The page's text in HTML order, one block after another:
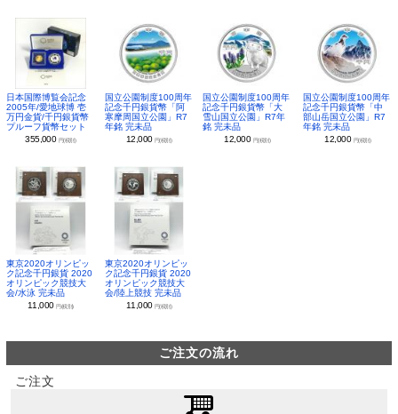
日本国際博覧会記念
2005年/愛地球博 壱
万円金貨/千円銀貨幣
プルーフ貨幣セット
355,000 円(税別)
国立公園制度100周年
記念千円銀貨幣「阿
寒摩周国立公園」R7
年銘 完未品
12,000 円(税別)
国立公園制度100周年
記念千円銀貨幣「大
雪山国立公園」R7年
銘 完未品
12,000 円(税別)
国立公園制度100周年
記念千円銀貨幣「中
部山岳国立公園」R7
年銘 完未品
12,000 円(税別)
東京2020オリンピッ
ク記念千円銀貨 2020
オリンピック競技大
会/水泳 完未品
11,000円(税別)
東京2020オリンピッ
ク記念千円銀貨 2020
オリンピック競技大
会/陸上競技 完未品
11,000 円(税別)
ご注文の流れ
ご注文